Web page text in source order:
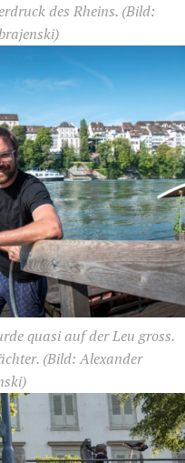
des Rheins. (Bild:
quasi auf der Leu gross.
(Bild: Alexander